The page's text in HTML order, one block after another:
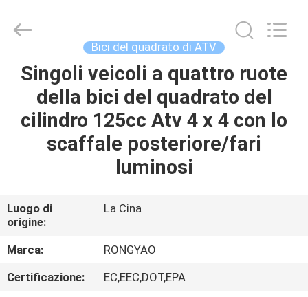
CASA
PRODOTTI
GIRO
DELLA
FABBRICA
Rongyao
Vehicle
Reserved.
Bici del quadrato di ATV
Singoli veicoli a quattro ruote
della bici del quadrato del
cilindro 125cc Atv 4 x 4 con lo
scaffale posteriore/fari
luminosi
Luogo di
origine:
La Cina
Marca:
RONGYAO
Certificazione:
EC,EEC,DOT,EPA